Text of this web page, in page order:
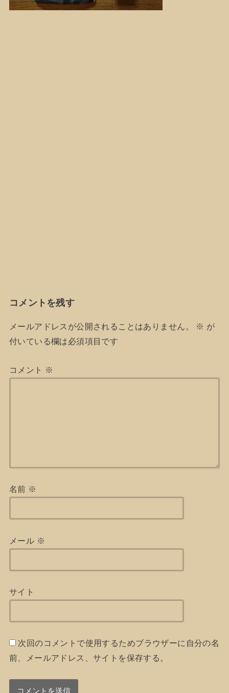
コメントを残す
メールアドレスが公開されることはありません。 ※ が
付いている欄は必須項目です
コメント ※
名前 ※
メール ※
サイト
次回のコメントで使用するためブラウザーに自分の名
前、メールアドレス、サイトを保存する。